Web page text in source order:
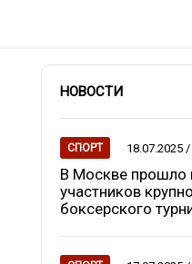
НОВОСТИ
СПОРТ 18.07.2025
В Москве прошло
участников
боксерского